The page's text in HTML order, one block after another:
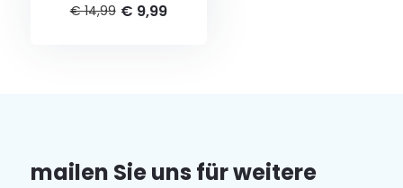
€ 14,99 € 9,99
mailen Sie uns für weitere